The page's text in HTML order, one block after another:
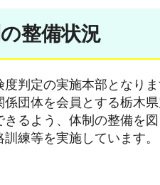
整備状況
判定の実施本部となりま
団体を会員とする栃木
るよう、体制の整備を図
練等を実施しています。